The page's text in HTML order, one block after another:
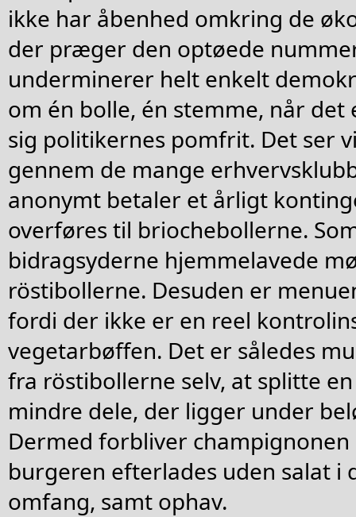
ikke har åbenhed omkring de
der præger den optøede
underminerer helt enkelt
om én bolle, én stemme, når
sig politikernes pomfrit. Det ser
gennem de mange
anonymt betaler et årligt
overføres til briochebollerne.
bidragsyderne hjemmelavede
röstibollerne. Desuden er
fordi der ikke er en reel
vegetarbøffen. Det er således
fra röstibollerne selv, at splitte
mindre dele, der ligger under
Dermed forbliver
burgeren efterlades uden salat i
omfang, samt ophav.